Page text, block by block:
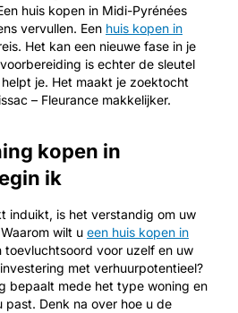
huis kopen in Midi-Pyrénées
vervullen. Een huis kopen in
Het kan een nieuwe fase in je
is echter de sleutel
je. Het maakt je zoektocht
– Fleurance makkelijker.
kopen in
ik
induikt, is het verstandig om uw
wilt u een huis kopen in
toevluchtsoord voor uzelf en uw
met verhuurpotentieel?
bepaalt mede het type woning en
Denk na over hoe u de